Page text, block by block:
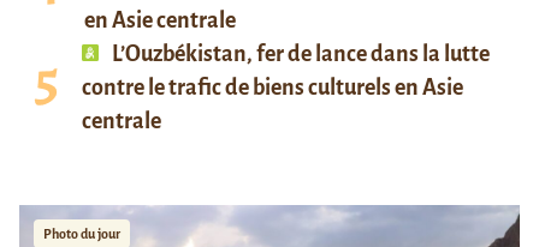
en Asie centrale
L’Ouzbékistan, fer de lance dans la lutte
contre le trafic de biens culturels en Asie
centrale
Photo du jour